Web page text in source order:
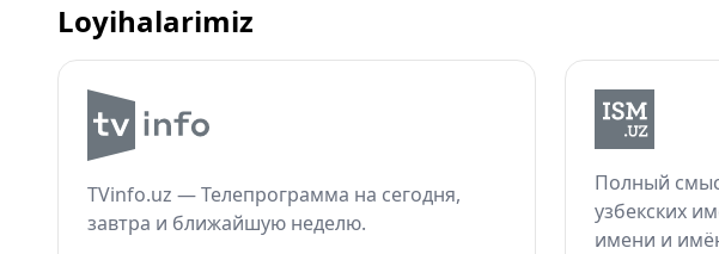
Loyihalarimiz
TVinfo.uz — Телепрограмма на сегодня,
завтра и ближайшую неделю.
Полный
узбекских
имени и